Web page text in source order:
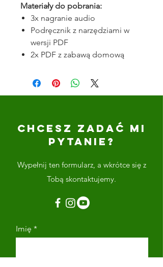
Materiały do pobrania:
3x nagranie audio
Podręcznik z narzędziami w
wersji PDF
2x PDF z zabawą domową
CHCESZ ZADAĆ MI
PYTANIE?
Wypełnij ten formularz, a wkrótce się z
Tobą skontaktujemy.
Imię